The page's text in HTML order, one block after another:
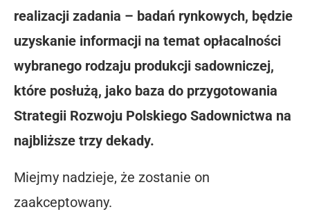
realizacji zadania – badań rynkowych, będzie
uzyskanie informacji na temat opłacalności
wybranego rodzaju produkcji sadowniczej,
które posłużą, jako baza do przygotowania
Strategii Rozwoju Polskiego Sadownictwa na
najbliższe trzy dekady.
Miejmy nadzieje, że zostanie on
zaakceptowany.